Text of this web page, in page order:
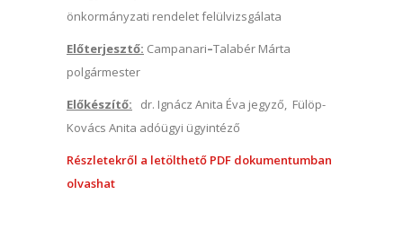
önkormányzati rendelet felülvizsgálata
Előterjesztő: Campanari–Talabér Márta
polgármester
Előkészítő:
dr. Ignácz Anita Éva jegyző, Fülöp-
Kovács Anita adóügyi ügyintéző
Részletekről a letölthető PDF dokumentumban
olvashat